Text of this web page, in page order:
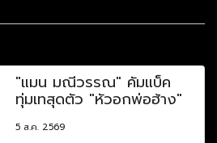
"แมน มณีวรรณ" คัมแบ็ค
ทุ่มเทสุดตัว "หัวอกพ่อฮ้าง"
5 ส.ค. 2569